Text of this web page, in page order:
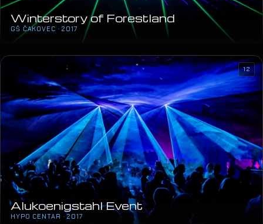
Winterstory of Forestland
GŠ ČAKOVEC · 2017
Alukoenigstahl Event
HYPO CENTAR · 2017
12